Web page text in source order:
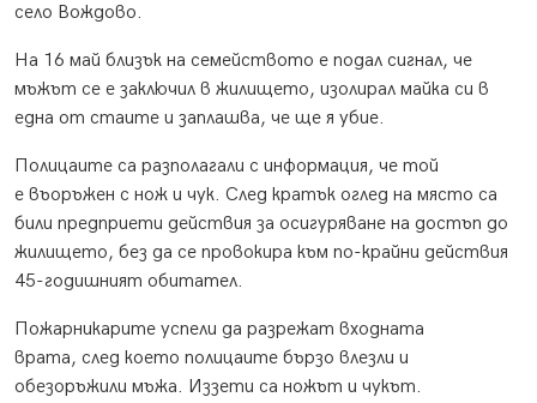
село Вождово.
На 16 май близък на семейството е подал сигнал, че
мъжът се е заключил в жилището, изолирал майка си в
една от стаите и заплашва, че ще я убие.
Полицаите са разполагали с информация, че той
е въоръжен с нож и чук. След кратък оглед на място са
били предприети действия за осигуряване на достъп до
жилището, без да се провокира към по-крайни действия
45-годишният обитател.
Пожарникарите успели да разрежат входната
врата, след което полицаите бързо влезли и
обезоръжили мъжа. Иззети са ножът и чукът.